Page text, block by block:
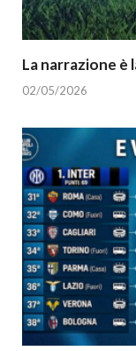
La narrazione è
02/05/2026